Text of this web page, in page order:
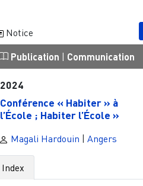
Notice
Publication | Communication
2024
Conférence « Habiter » à
l’École ; Habiter l’École »
Magali Hardouin |Angers
Index